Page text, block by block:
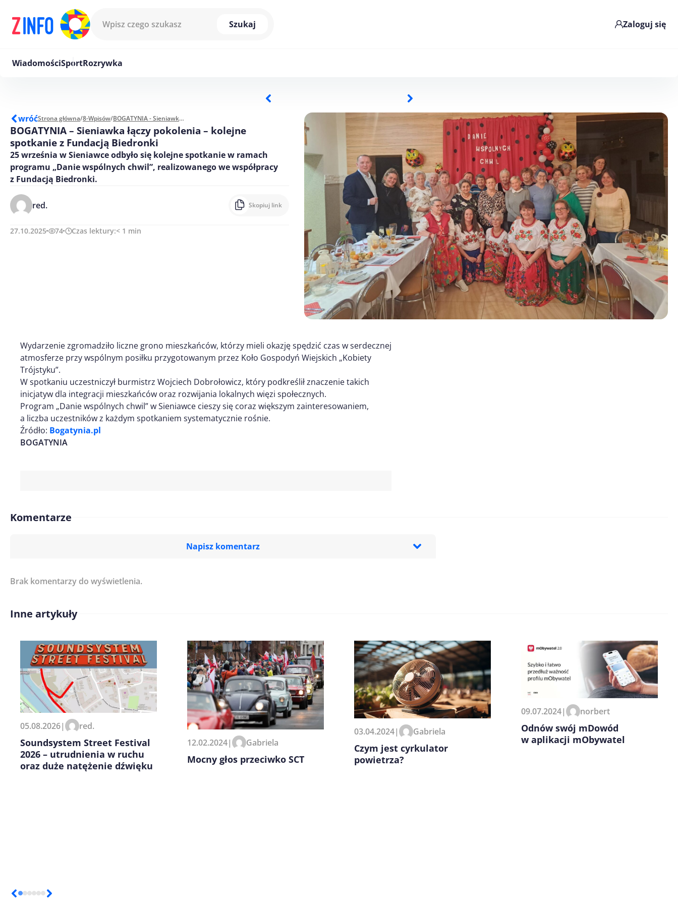
Szukaj
Zaloguj się
WiadomościSportRozrywka
wróćStrona główna/8-Wpisów/ BOGATYNIA - Sieniawka łączy pokolenia – kolejne spotkanie z Fundacją Biedronki
BOGATYNIA – Sieniawka łączy pokolenia – kolejne
spotkanie z Fundacją Biedronki
25 września w Sieniawce odbyło się kolejne spotkanie w ramach
programu „Danie wspólnych chwil”, realizowanego we współpracy
z Fundacją Biedronki.
red. Skopiuj link
27.10.2025 74 Czas lektury:< 1 min
Wydarzenie zgromadziło liczne grono mieszkańców, którzy mieli okazję spędzić czas w serdecznej
atmosferze przy wspólnym posiłku przygotowanym przez Koło Gospodyń Wiejskich „Kobiety
Trójstyku”.
W spotkaniu uczestniczył burmistrz Wojciech Dobrołowicz, który podkreślił znaczenie takich
inicjatyw dla integracji mieszkańców oraz rozwijania lokalnych więzi społecznych.
Program „Danie wspólnych chwil” w Sieniawce cieszy się coraz większym zainteresowaniem,
a liczba uczestników z każdym spotkaniem systematycznie rośnie.
Źródło: Bogatynia.pl
BOGATYNIA
Komentarze
Napisz komentarz
Imię/ Nick*
Zapamiętaj moje dane w tej przeglądarce podczas pisania
kolejnych komentarzy.
Brak komentarzy do wyświetlenia.
Inne artykuły
05.08.2026| red.
Soundsystem Street Festival
2026 – utrudnienia w ruchu
oraz duże natężenie dźwięku
12.02.2024| Gabriela
Mocny głos przeciwko SCT
03.04.2024| Gabriela
Czym jest cyrkulator
powietrza?
09.07.2024| norbert
Odnów swój mDowód
w aplikacji mObywatel